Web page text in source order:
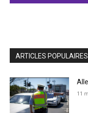
ARTICLES POPULAIRES
11